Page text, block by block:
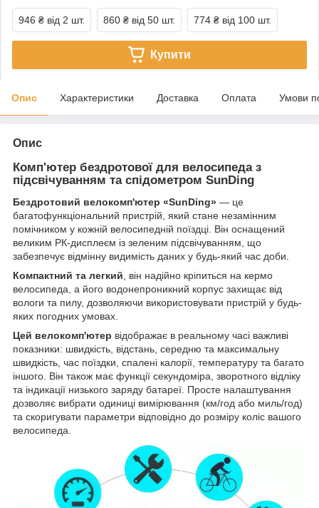
946 ₴ від 2 шт. 860 ₴ від 50 шт. 774 ₴ від 100 шт.
Купити
Опис Характеристики Доставка Оплата Умови
Опис
Комп'ютер бездротової для велосипеда з
підсвічуванням та спідометром SunDing
Бездротовий велокомп'ютер «SunDing» — це
багатофункціональний пристрій, який стане незамінним
помічником у кожній велосипедній поїздці. Він оснащений
великим РК-дисплеєм із зеленим підсвічуванням, що
забезпечує відмінну видимість даних у будь-який час доби.
Компактний та легкий , він надійно кріпиться на кермо
велосипеда, а його водонепроникний корпус захищає від
вологи та пилу, дозволяючи використовувати пристрій у будь-
яких погодних умовах.
Цей велокомп'ютер відображає в реальному часі важливі
показники: швидкість, відстань, середню та максимальну
швидкість, час поїздки, спалені калорії, температуру та багато
іншого. Він також має функції секундоміра, зворотного відліку
та індикації низького заряду батареї. Просте налаштування
дозволяє вибрати одиниці вимірювання (км/год або миль/год)
та скоригувати параметри відповідно до розміру коліс вашого
велосипеда.